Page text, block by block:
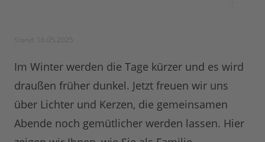
Im Winter werden die Tage kürzer und es wird
draußen früher dunkel. Jetzt freuen wir uns
über Lichter und Kerzen, die gemeinsamen
Abende noch gemütlicher werden lassen. Hier